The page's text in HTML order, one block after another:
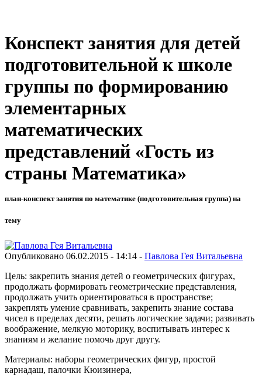
Конспект занятия для детей
подготовительной к школе
группы по формированию
элементарных
математических
представлений «Гость из
страны Математика»
план-конспект занятия по математике (подготовительная группа) на
тему
Опубликовано 06.02.2015 - 14:14 - Павлова Гея Витальевна
Цель: закрепить знания детей о геометрических фигурах,
продолжать формировать геометрические представления,
продолжать учить ориентироваться в пространстве;
закреплять умение сравнивать, закрепить знание состава
чисел в пределах десяти, решать логические задачи; развивать
воображение, мелкую моторику, воспитывать интерес к
знаниям и желание помочь друг другу.
Материалы: наборы геометрических фигур, простой
карнадаш, палочки Кюизинера,